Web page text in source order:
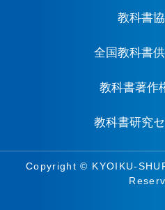
教科書
全国教科書
教科書著作
教科書研究
Copyright © KYOIKU-